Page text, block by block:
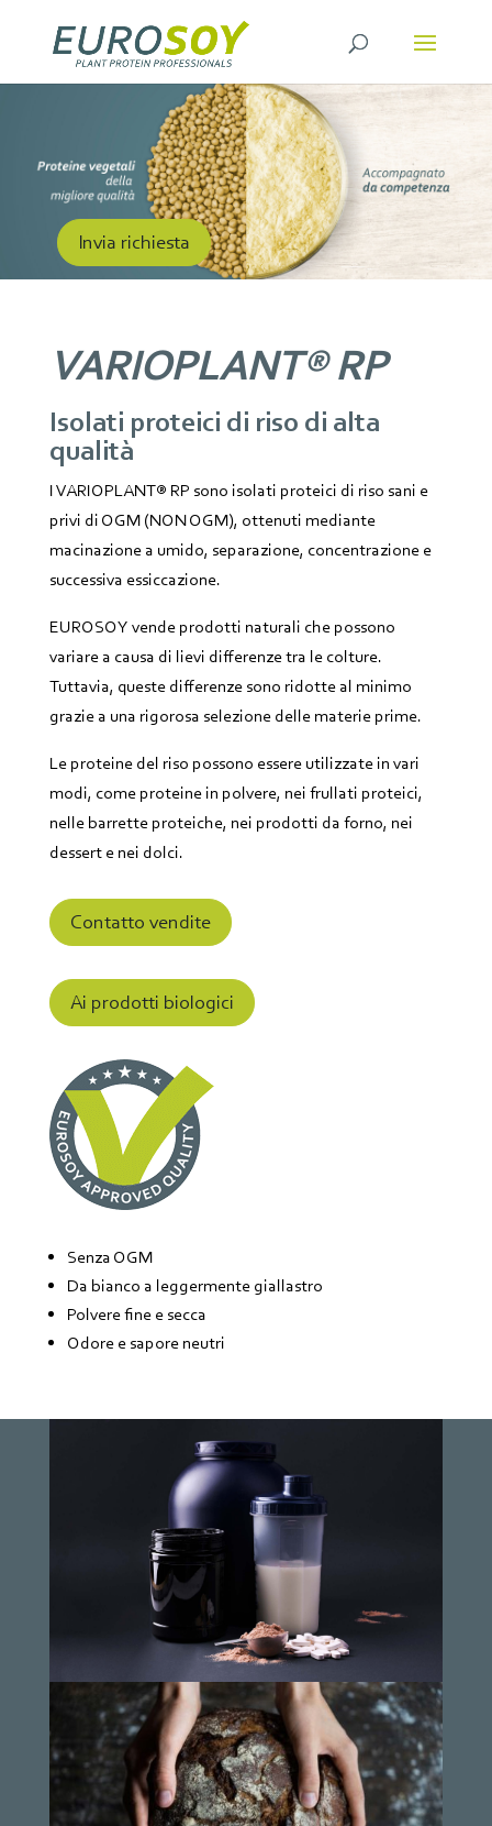
Invia richiesta
VARIOPLANT® RP
Isolati proteici di riso di alta
qualità
I VARIOPLANT® RP sono isolati proteici di riso sani e
privi di OGM (NON OGM), ottenuti mediante
macinazione a umido, separazione, concentrazione e
successiva essiccazione.
EUROSOY vende prodotti naturali che possono
variare a causa di lievi differenze tra le colture.
Tuttavia, queste differenze sono ridotte al minimo
grazie a una rigorosa selezione delle materie prime.
Le proteine del riso possono essere utilizzate in vari
modi, come proteine in polvere, nei frullati proteici,
nelle barrette proteiche, nei prodotti da forno, nei
dessert e nei dolci.
Contatto vendite
Ai prodotti biologici
Senza OGM
Da bianco a leggermente giallastro
Polvere fine e secca
Odore e sapore neutri